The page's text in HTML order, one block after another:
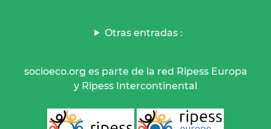
Otras entradas :
socioeco.org es parte de la red Ripess Europa
y Ripess Intercontinental